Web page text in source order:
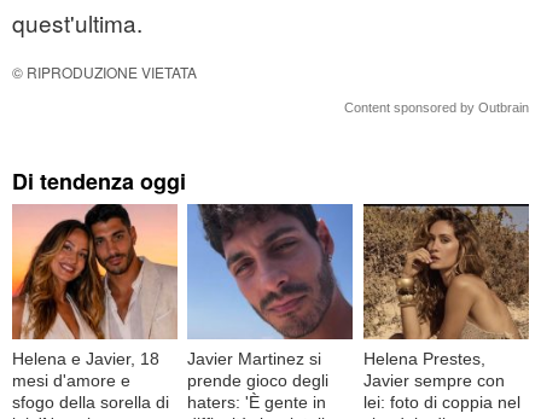
quest'ultima.
© RIPRODUZIONE VIETATA
Content sponsored by Outbrain
Di tendenza oggi
Helena e Javier, 18
mesi d'amore e
sfogo della sorella di
Javier Martinez si
prende gioco degli
haters: 'È gente in
Helena Prestes,
Javier sempre con
lei: foto di coppia nel